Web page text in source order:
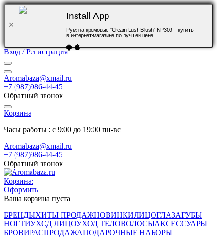
Install App
Румяна кремовые "Cream Lush Blush" NP309 – купить
в интернет-магазине по лучшей цене
Вход / Регистрация
Aromabaza@xmail.ru
+7 (987)986-44-45
Обратный звонок
Корзина
Часы работы : с 9:00 до 19:00 пн-вс
Aromabaza@xmail.ru
+7 (987)986-44-45
Обратный звонок
Корзина:
Оформить
Ваша корзина пуста
БРЕНДЫХИТЫ ПРОДАЖНОВИНКИЛИЦОГЛАЗАГУБЫ
НОГТИУХОД ЛИЦОУХОД ТЕЛОВОЛОСЫАКСЕССУАРЫ
БРОВИРАСПРОДАЖАПОДАРОЧНЫЕ НАБОРЫ